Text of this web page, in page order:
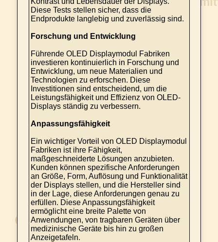
Diese Tests stellen sicher, dass die
Endprodukte langlebig und zuverlässig sind.
Forschung und Entwicklung
Führende OLED Displaymodul Fabriken
investieren kontinuierlich in Forschung und
Entwicklung, um neue Materialien und
Technologien zu erforschen. Diese
Investitionen sind entscheidend, um die
Leistungsfähigkeit und Effizienz von OLED-
Displays ständig zu verbessern.
Anpassungsfähigkeit
Ein wichtiger Vorteil von OLED Displaymodul
Fabriken ist ihre Fähigkeit,
maßgeschneiderte Lösungen anzubieten.
Kunden können spezifische Anforderungen
an Größe, Form, Auflösung und Funktionalität
der Displays stellen, und die Hersteller sind
in der Lage, diese Anforderungen genau zu
erfüllen. Diese Anpassungsfähigkeit
ermöglicht eine breite Palette von
Anwendungen, von tragbaren Geräten über
medizinische Geräte bis hin zu großen
Anzeigetafeln.